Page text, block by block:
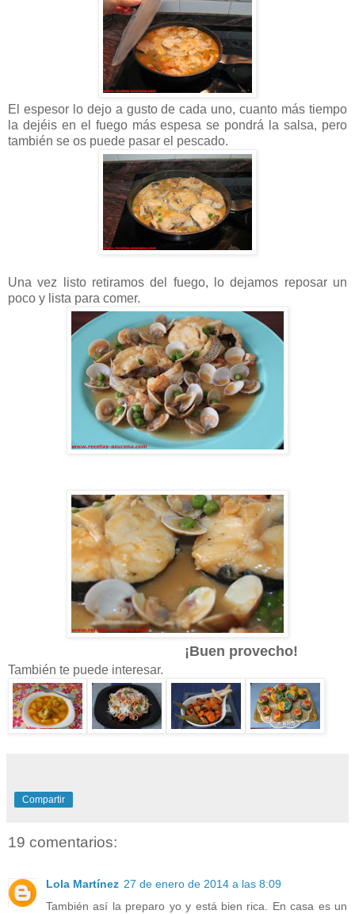
El espesor lo dejo a gusto de cada uno, cuanto más tiempo
la dejéis en el fuego más espesa se pondrá la salsa, pero
también se os puede pasar el pescado.
Una vez listo retiramos del fuego, lo dejamos reposar un
poco y lista para comer.
¡Buen provecho!
También te puede interesar.
Compartir
19 comentarios:
Lola Martínez 27 de enero de 2014 a las 8:09
También así la preparo yo y está bien rica. En casa es un